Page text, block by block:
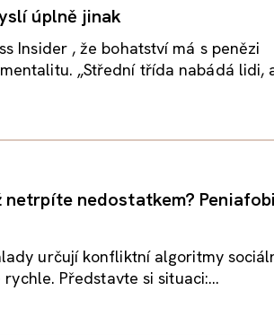
úplně jinak
Insider , že bohatství má s penězi
„Střední třída nabádá lidi,
nedostatkem?
určují konfliktní algoritmy
Představte si situaci:...